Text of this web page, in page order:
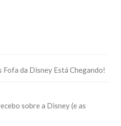
Fofa da Disney Está Chegando!
sobre a Disney (e as